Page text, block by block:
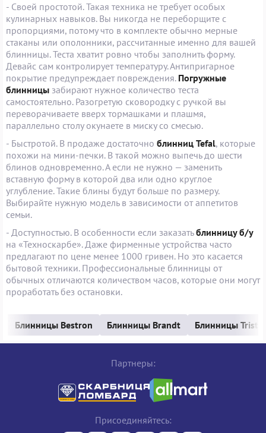
- Своей простотой. Такая техника не требует особых
кулинарных навыков. Вы никогда не переборщите с
пропорциями, потому что в комплекте обычно мерные
стаканы или ополонники, рассчитанные именно для вашей
блинницы. Теста хватит ровно чтобы заполнить форму.
Девайс сам контролирует температуру. Антипригарное
покрытие предупреждает повреждения. Погружные
блинницы забирают нужное количество теста
самостоятельно. Разогретую сковородку с ручкой вы
переворачиваете вверх тормашками и плашмя,
параллельно столу окунаете в миску со смесью.
- Быстротой. В продаже достаточно блинниц Tefal, которые
похожи на мини-печки. В такой можно выпечь до шести
блинов одновременно. А если не нужно — заменить
вставную форму в которой два или одно круглое
углубление. Такие блины будут больше по размеру.
Выбирайте нужную модель в зависимости от аппетитов
семьи.
- Доступностью. В особенности если заказатьблинницу б/у
на «Техноскарбе». Даже фирменные устройства часто
предлагают по цене менее 1000 гривен. Но это касается
бытовой техники. Профессиональные блинницы от
обычных отличаются количеством часов, которые они могут
проработать без остановки.
Блинницы Bestron Блинницы Brandt Блинницы Tristar
Партнеры:
Присоединяйтесь: